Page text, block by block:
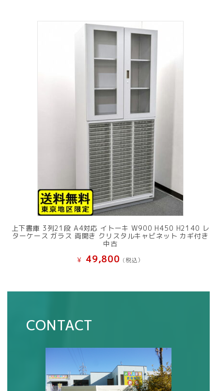
上下書庫 3列21段 A4対応 イトーキ W900 H450 H2140 レ
ターケース ガラス 両開き クリスタルキャビネット カギ付き
中古
¥ 49,800 (税込）
CONTACT